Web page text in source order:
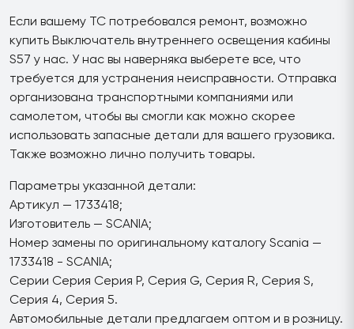
Если вашему ТС потребовался ремонт, возможно
купить Выключатель внутреннего освещения кабины
S57 у нас. У нас вы наверняка выберете все, что
требуется для устранения неисправности. Отправка
организована транспортными компаниями или
самолетом, чтобы вы смогли как можно скорее
использовать запасные детали для вашего грузовика.
Также возможно лично получить товары.
Параметры указанной детали:
Артикул — 1733418;
Изготовитель — SCANIA;
Номер замены по оригинальному каталогу Scania —
1733418 - SCANIA;
Серии Серия Серия P, Серия G, Серия R, Серия S,
Серия 4, Серия 5.
Автомобильные детали предлагаем оптом и в розницу.